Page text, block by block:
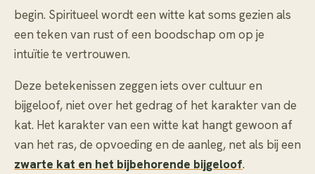
begin. Spiritueel wordt een witte kat soms gezien als
een teken van rust of een boodschap om op je
intuïtie te vertrouwen.
Deze betekenissen zeggen iets over cultuur en
bijgeloof, niet over het gedrag of het karakter van de
kat. Het karakter van een witte kat hangt gewoon af
van het ras, de opvoeding en de aanleg, net als bij een
zwarte kat en het bijbehorende bijgeloof.